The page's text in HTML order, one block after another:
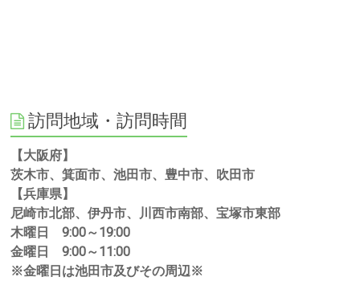
訪問地域・訪問時間
【大阪府】
茨木市、箕面市、池田市、豊中市、吹田市
【兵庫県】
尼崎市北部、伊丹市、川西市南部、宝塚市東部
木曜日 9:00～19:00
金曜日 9:00～11:00
※金曜日は池田市及びその周辺※